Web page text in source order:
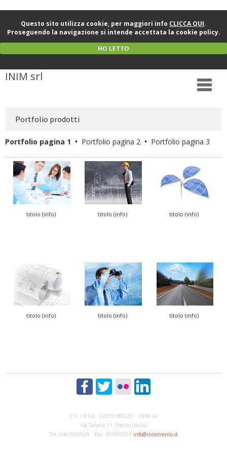
Questo sito utilizza cookie, per maggiori info CLICCA QUI.
Proseguendo la navigazione si intende accettata la cookie policy.
HO LETTO
INIM srl
Portfolio prodotti
Portfolio pagina 1 • Portfolio pagina 2 • Portfolio pagina 3
titolo (info) titolo (info) titolo (info)
titolo (info) titolo (info) titolo (info)
C.F. / P.Iva: 02019180229 - INIM srl
Via Talvera 11, Trento (Italia)
Tel: 0461950929 Fax: 00/000001 info@inimtrento.it